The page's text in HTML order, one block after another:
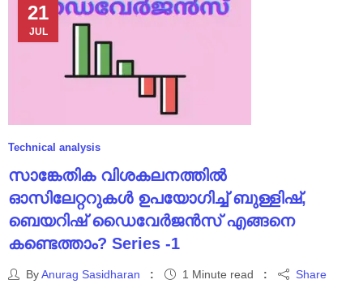
21
JUL
Technical analysis
സാങ്കേതിക വിശകലനത്തിൽ
ഓസിലേറ്ററുകൾ ഉപയോഗിച്ച് ബുള്ളിഷ്,
ബെയറിഷ് ഡൈവേർജൻസ് എങ്ങനെ
കണ്ടെത്താം? Series -1
ByAnurag Sasidharan 1 Minute read Share